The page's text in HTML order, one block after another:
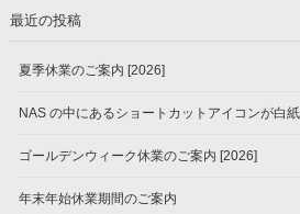
最近の投稿
夏季休業のご案内 [2026]
NAS の中にあるショートカットアイコンが白
ゴールデンウィーク休業のご案内 [2026]
年末年始休業期間のご案内